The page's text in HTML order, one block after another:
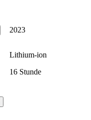
2023
Lithium-ion
16 Stunde